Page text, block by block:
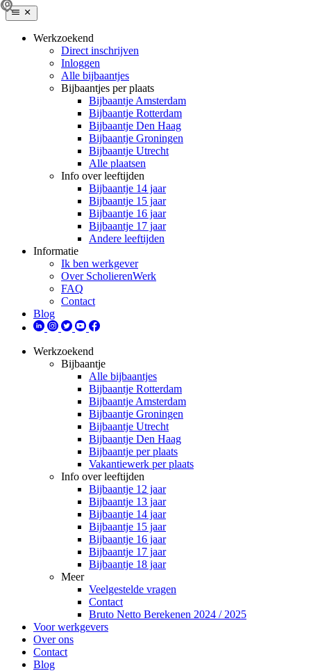
Werkzoekend
Direct inschrijven
Inloggen
Alle bijbaantjes
Bijbaantjes per plaats
Bijbaantje Amsterdam
Bijbaantje Rotterdam
Bijbaantje Den Haag
Bijbaantje Groningen
Bijbaantje Utrecht
Alle plaatsen
Info over leeftijden
Bijbaantje 14 jaar
Bijbaantje 15 jaar
Bijbaantje 16 jaar
Bijbaantje 17 jaar
Andere leeftijden
Informatie
Ik ben werkgever
Over ScholierenWerk
FAQ
Contact
Blog
Werkzoekend
Bijbaantje
Alle bijbaantjes
Bijbaantje Rotterdam
Bijbaantje Amsterdam
Bijbaantje Groningen
Bijbaantje Utrecht
Bijbaantje Den Haag
Bijbaantje per plaats
Vakantiewerk per plaats
Info over leeftijden
Bijbaantje 12 jaar
Bijbaantje 13 jaar
Bijbaantje 14 jaar
Bijbaantje 15 jaar
Bijbaantje 16 jaar
Bijbaantje 17 jaar
Bijbaantje 18 jaar
Meer
Veelgestelde vragen
Contact
Bruto Netto Berekenen 2024 / 2025
Voor werkgevers
Over ons
Contact
Blog